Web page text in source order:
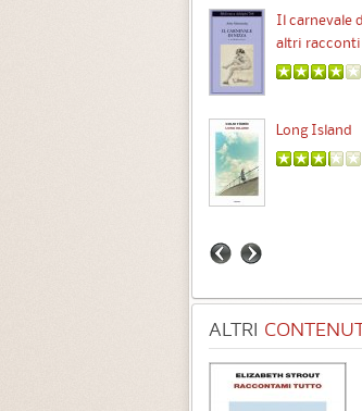
Il carnevale
altri racconti
Long Island
ALTRI